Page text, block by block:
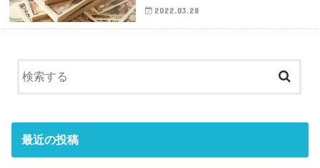
2022.03.28
最近の投稿